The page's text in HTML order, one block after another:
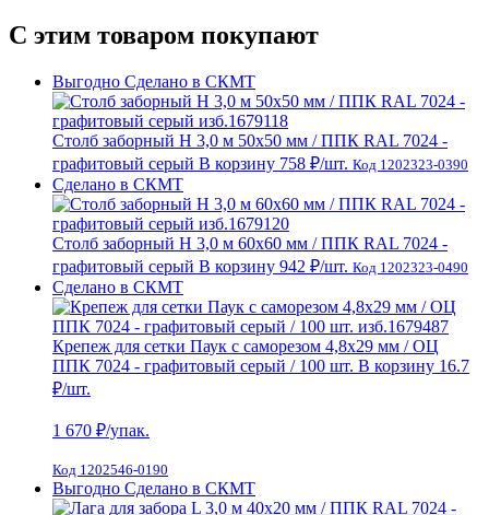
С этим товаром покупают
Выгодно Сделано в СКМТ
Столб заборный H 3,0 м 50х50 мм / ППК RAL 7024 -
графитовый серый В корзину 758 ₽/шт. Код 1202323-0390
Сделано в СКМТ
Столб заборный H 3,0 м 60х60 мм / ППК RAL 7024 -
графитовый серый В корзину 942 ₽/шт. Код 1202323-0490
Сделано в СКМТ
Крепеж для сетки Паук с саморезом 4,8х29 мм / ОЦ
ППК 7024 - графитовый серый / 100 шт. В корзину 16.7
₽/шт.
1 670 ₽/упак.
Код 1202546-0190
Выгодно Сделано в СКМТ